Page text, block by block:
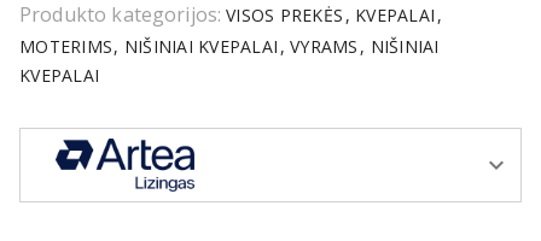
Produkto kategorijos: VISOS PREKĖS KVEPALAI
MOTERIMS NIŠINIAI KVEPALAI VYRAMS NIŠINIAI
KVEPALAI